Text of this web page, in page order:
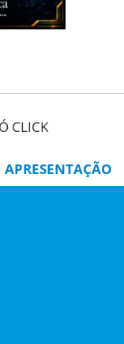
CLICK
APRESENTAÇÃO